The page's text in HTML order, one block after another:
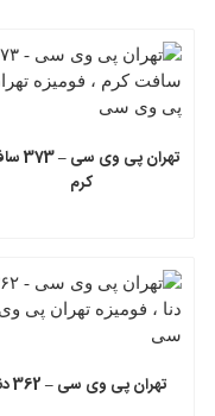
تهران پی وی
کرم
تهران پی وی سی – 362 دنا